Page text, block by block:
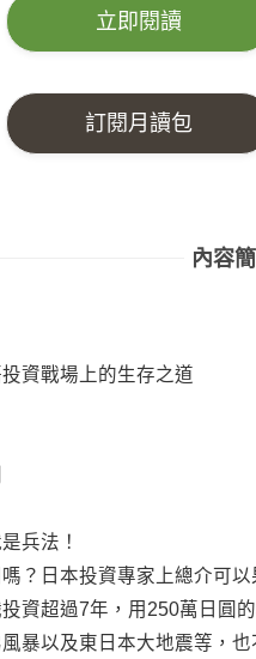
立即閱讀
訂閱月讀包
內容
資戰場上的生存之道
兵法！
？日本投資專家上總介可
資超過7年，用250萬日
暴以及東日本大地震等，